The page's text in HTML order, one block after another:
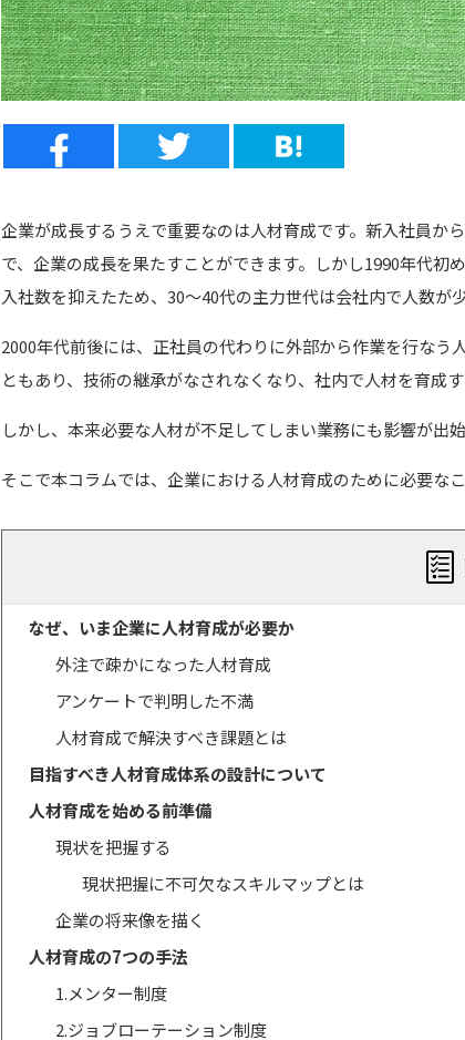
企業が成長するうえで重要なのは人材育成です。新入社員か
で、企業の成長を果たすことができます。しかし1990年代
入社数を抑えたため、30～40代の主力世代は会社内で人数が
2000年代前後には、正社員の代わりに外部から作業を行な
ともあり、技術の継承がなされなくなり、社内で人材を育成
しかし、本来必要な人材が不足してしまい業務にも影響が出
そこで本コラムでは、企業における人材育成のために必要な
なぜ、いま企業に人材育成が必要か
外注で疎かになった人材育成
アンケートで判明した不満
人材育成で解決すべき課題とは
目指すべき人材育成体系の設計について
人材育成を始める前準備
現状を把握する
現状把握に不可欠なスキルマップとは
企業の将来像を描く
人材育成の7つの手法
1.メンター制度
2.ジョブローテーション制度